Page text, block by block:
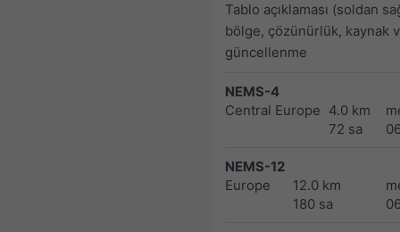
Tablo açıklaması (soldan
bölge, çözünürlük, kaynak
güncellenme
NEMS-4
Central Europe 4.0 km
72 sa
NEMS-12
Europe
12.0 km
180 sa